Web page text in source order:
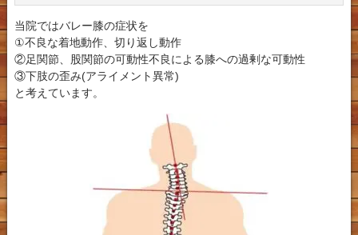
当院ではバレー膝の症状を
①不良な着地動作、切り返し動作
②足関節、股関節の可動性不良による膝への過剰な可動性
③下肢の歪み(アライメント異常)
と考えています。